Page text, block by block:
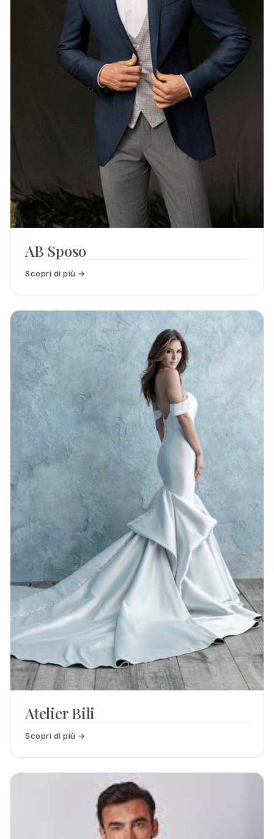
AB Sposo
Scopri di più →
Atelier Bili
Scopri di più →